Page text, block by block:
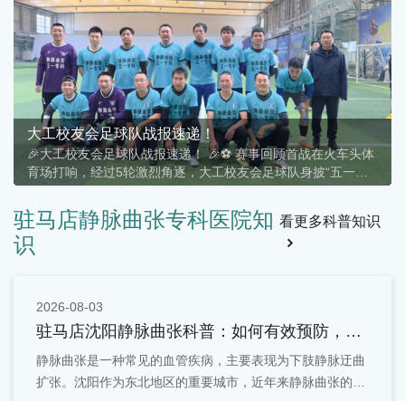
大工校友会足球队战报速递！
🎉大工校友会足球队战报速递！ 🎉⚽ 赛事回顾首战在火车头体
育场打响，经过5轮激烈角逐，大工校友会足球队身披“五一静
脉曲张专科”战袍，以4胜1平的傲人战绩，稳居A组第二！🏆 战
绩一览• ✅ 胜 × 4• ⚖️ 平 × 1• ❌ 负 ×
驻马店静脉曲张专科医院知
识
看更多科普知识
2026-08-03
驻马店沈阳静脉曲张科普：如何有效预防，守
护你的健康血管
静脉曲张是一种常见的血管疾病，主要表现为下肢静脉迂曲
扩张。沈阳作为东北地区的重要城市，近年来静脉曲张的发